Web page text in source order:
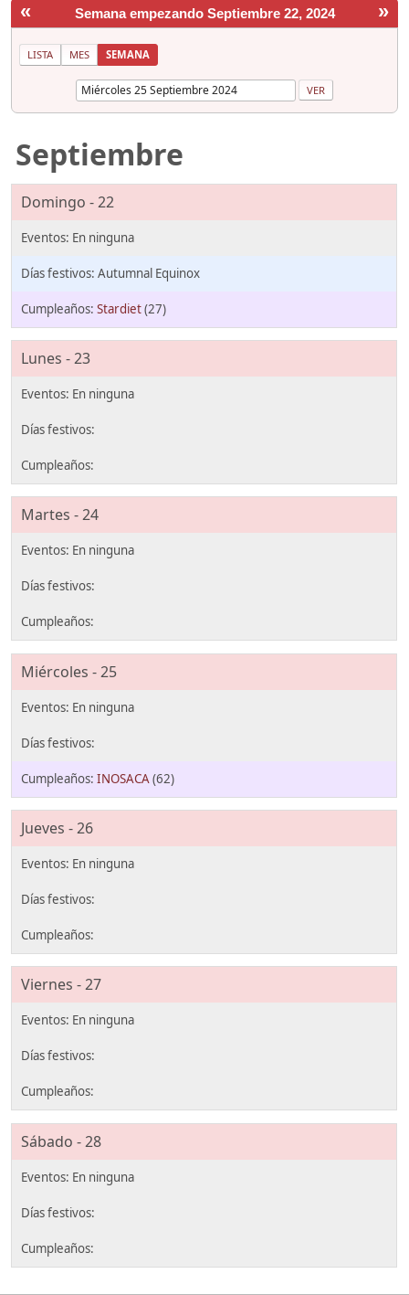
« »
Semana empezando Septiembre 22, 2024
LISTA MES SEMANA
Septiembre
Domingo - 22
Autumnal Equinox
Stardiet(27)
Lunes - 23
Martes - 24
Miércoles - 25
INOSACA(62)
Jueves - 26
Viernes - 27
Sábado - 28